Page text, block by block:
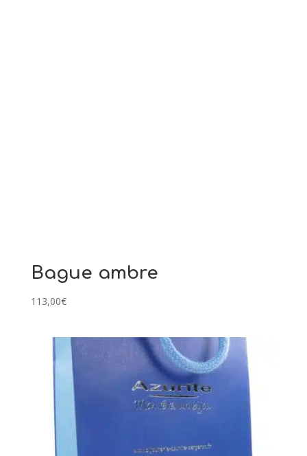
Bague ambre
113,00€